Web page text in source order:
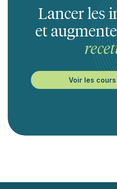
Lancer les
et
Voir les